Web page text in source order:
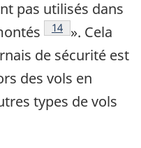
pas utilisés dans
Note de bas de
14 ». Cela
de sécurité est
des vols en
types de vols